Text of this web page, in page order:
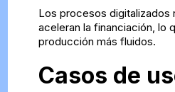
Los procesos
aceleran la financiación, lo
producción más fluidos.
Casos de